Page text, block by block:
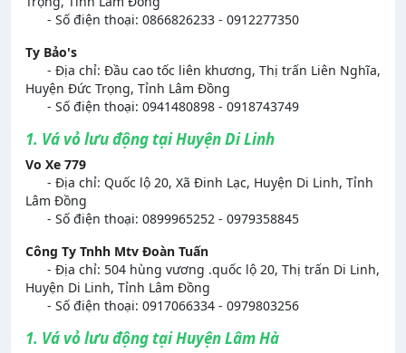
- Số điện thoại: 0866826233 - 0912277350
Ty Bảo's
- Địa chỉ: Đầu cao tốc liên khương, Thị trấn Liên Nghĩa,
Huyện Đức Trọng, Tỉnh Lâm Đồng
- Số điện thoại: 0941480898 - 0918743749
1. Vá vỏ lưu động tại Huyện Di Linh
Vo Xe 779
- Địa chỉ: Quốc lộ 20, Xã Đinh Lạc, Huyện Di Linh, Tỉnh
Lâm Đồng
- Số điện thoại: 0899965252 - 0979358845
Công Ty Tnhh Mtv Đoàn Tuấn
- Địa chỉ: 504 hùng vương .quốc lộ 20, Thị trấn Di Linh,
Huyện Di Linh, Tỉnh Lâm Đồng
- Số điện thoại: 0917066334 - 0979803256
1. Vá vỏ lưu động tại Huyện Lâm Hà